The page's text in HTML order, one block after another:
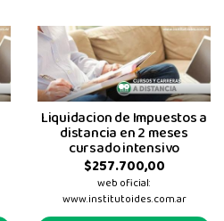
Liquidacion de Impuestos a
distancia en 2 meses
cursado intensivo
$257.700,00
web oficial:
www.institutoides.com.ar